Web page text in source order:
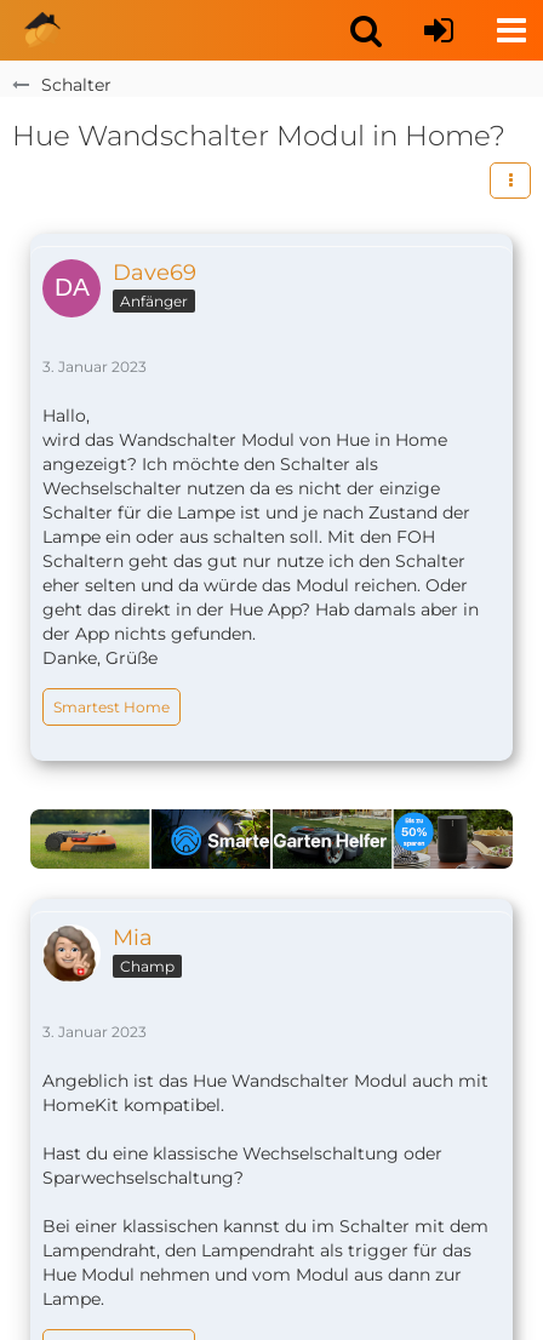
Schalter
Hue Wandschalter Modul in Home?
Dave69
Anfänger
3. Januar 2023
Hallo,
wird das Wandschalter Modul von Hue in Home
angezeigt? Ich möchte den Schalter als
Wechselschalter nutzen da es nicht der einzige
Schalter für die Lampe ist und je nach Zustand der
Lampe ein oder aus schalten soll. Mit den FOH
Schaltern geht das gut nur nutze ich den Schalter
eher selten und da würde das Modul reichen. Oder
geht das direkt in der Hue App? Hab damals aber in
der App nichts gefunden.
Danke, Grüße
Smartest Home
Mia
Champ
3. Januar 2023
Angeblich ist das Hue Wandschalter Modul auch mit
HomeKit kompatibel.
Hast du eine klassische Wechselschaltung oder
Sparwechselschaltung?
Bei einer klassischen kannst du im Schalter mit dem
Lampendraht, den Lampendraht als trigger für das
Hue Modul nehmen und vom Modul aus dann zur
Lampe.